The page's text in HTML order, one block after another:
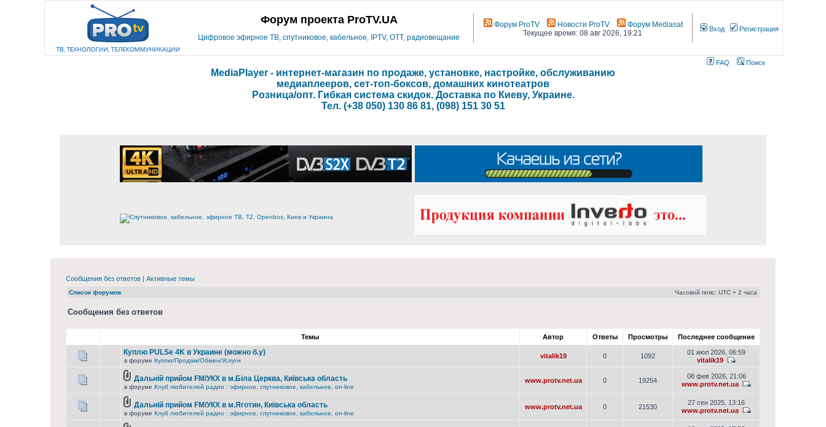
Форум проекта ProTV.UA
Цифровое эфирное ТВ, спутниковое, кабельное, IPTV, OTT, радиовещание
Форум ProTV Новости ProTV
Форум Mediasat
Текущее время: 08 авг 2026, 19:21
Вход Регистрация
FAQ Поиск
MediaPlayer - интернет-магазин по продаже, установке, настройке, обслуживанию
медиаплееров, сет-топ-боксов, домашних кинотеатров
Розница/опт. Гибкая система скидок. Доставка по Киеву, Украине.
Тел. (+38 050) 130 86 81, (098) 151 30 51
Сообщения без ответов | Активные темы
Список форумов Часовой пояс: UTC + 2 часа
Сообщения без ответов
Темы Автор Ответы Просмотры Последнее сообщение
Куплю PULSe 4K в Украине (можно б.у)
в форуме Куплю/Продам/Обмен/Услуги
vitalik19 0 1092
01 июл 2026, 06:59
vitalik19
Дальній прийом FM/УКХ в м.Біла Церква, Київська область
в форуме Клуб любителей радио : эфирное, спутниковое, кабельное, on-line
www.protv.net.ua 0 19254
08 фев 2026, 21:06
www.protv.net.ua
Дальній прийом FM/УКХ в м.Яготин, Київська область
в форуме Клуб любителей радио : эфирное, спутниковое, кабельное, on-line
www.protv.net.ua 0 21530
27 сен 2025, 13:16
www.protv.net.ua